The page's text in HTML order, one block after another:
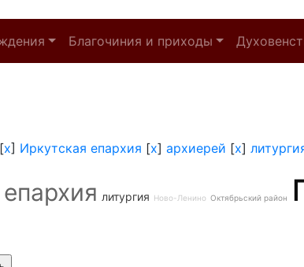
Благочиния и приходы
[x] Иркутская епархия [x] архиерей [x]
литургия Ново-Ленино Октябрьский район